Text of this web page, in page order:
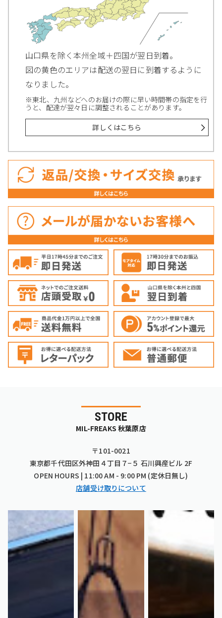
山口県を除く本州全域＋四国が翌日到着。
図の黄色のエリアは配送の翌日に到着するように
なりました。
※東北、九州などへのお届けの際に早い時間帯の指定を行
うと、配達が翌々日に調整されることがあります。
詳しくはこちら
STORE
MIL-FREAKS 秋葉原店
〒101-0021
東京都千代田区外神田４丁目７−５ 石川興産ビル 2F
OPEN HOURS | 11:00 AM - 9:00 PM (定休日無し)
店舗受け取りについて